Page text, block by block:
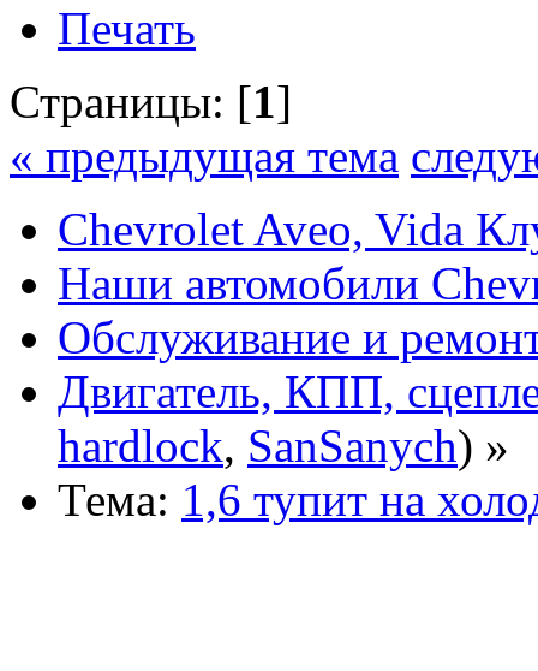
Печать
Страницы: [1]
« предыдущая тема
Chevrolet Aveo, Vida
Наши автомобили
Обслуживание и
Двигатель, КПП,
hardlock, SanSanych) »
Тема: 1,6 тупит на